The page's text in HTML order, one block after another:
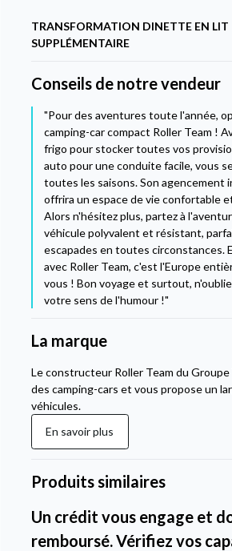
TRANSFORMATION DINETTE EN LIT
SUPPLÉMENTAIRE
Conseils de notre vendeur
"Pour des aventures toute l'année,
camping-car compact Roller Team !
frigo pour stocker toutes vos
auto pour une conduite facile, vous
toutes les saisons. Son agencement
offrira un espace de vie confortable
Alors n'hésitez plus, partez à
véhicule polyvalent et résistant,
escapades en toutes circonstances.
avec Roller Team, c'est l'Europe
vous ! Bon voyage et surtout,
votre sens de l'humour !"
La marque
Le constructeur Roller Team du
des camping-cars et vous propose un
véhicules.
En savoir plus
Produits similaires
Un crédit vous engage et
remboursé. Vérifiez vos